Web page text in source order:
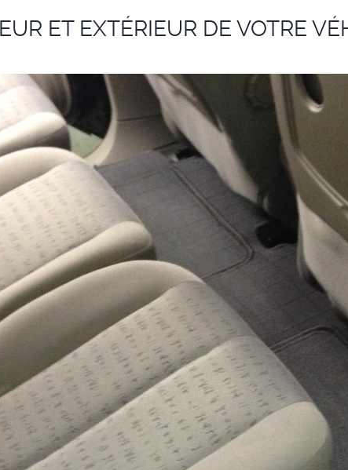
ET EXTÉRIEUR DE VOTRE